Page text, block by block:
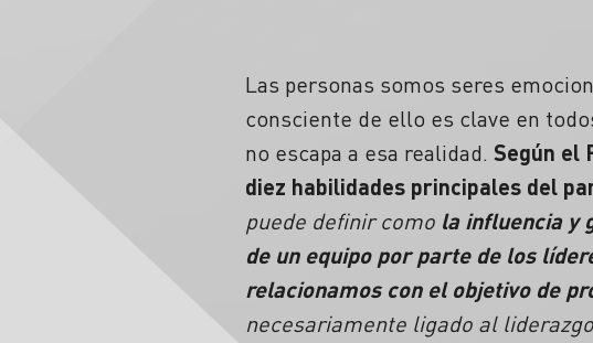
Las personas somos seres
consciente de ello es clave en
no escapa a esa realidad. Según el
diez habilidades principales del
puede definir como la influencia y
de un equipo por parte de los
relacionamos con el objetivo de
necesariamente ligado al